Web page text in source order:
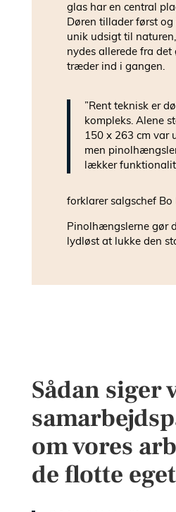
glas har en central
Døren tillader først og
unik udsigt til
nydes allerede fra det
træder ind i gangen.
”Rent teknisk er
kompleks. Alene
150 x 263 cm var
men
lækker
forklarer salgschef Bo
Pinolhængslerne gør
lydløst at lukke den
Sådan siger
om vores
de flotte